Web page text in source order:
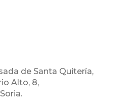
de Santa Quitería,
Alto, 8,